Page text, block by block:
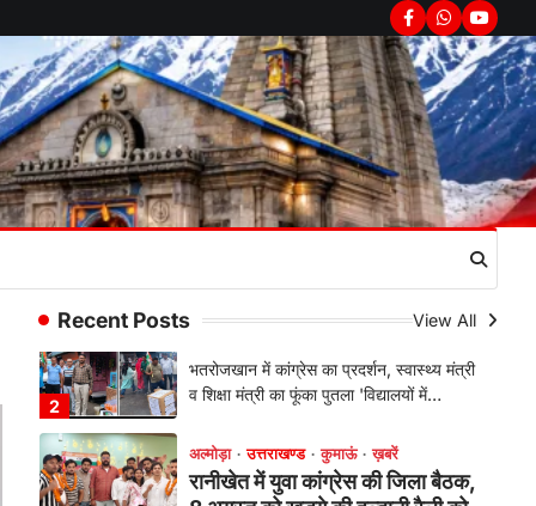
Facebook
Whatsapp
Recent Posts View All
2
Admin August 6, 2026
भतरोजखान में कांग्रेस का प्रदर्शन, स्वास्थ्य मंत्री
व शिक्षा मंत्री का फूंका पुतला 'विद्यालयों में…
3
अल्मोड़ा उत्तराखण्ड कुमाऊं ख़बरें
रानीखेत में युवा कांग्रेस की जिला बैठक,
8 अगस्त को खड़गे की हल्द्वानी रैली को
संगठन विस्तार के तहत कई नई नियुक्तियां, बूथ
अल्मोड़ा उत्तराखण्ड कुमाऊं ख़बरें
लोगों ने लिया लाभ, 191 में से 182
शिकायतों का मौके पर हुआ निस्तारण